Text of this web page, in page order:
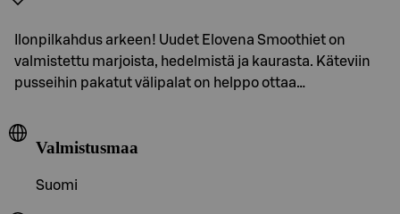
Ilonpilkahdus arkeen! Uudet Elovena Smoothiet on
valmistettu marjoista, hedelmistä ja kaurasta. Käteviin
pusseihin pakatut välipalat on helppo ottaa…
Valmistusmaa
Suomi